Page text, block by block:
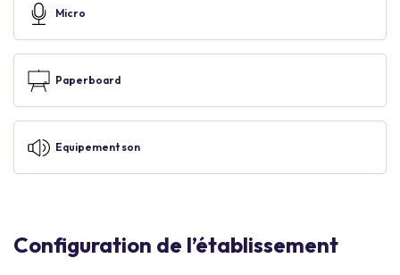
Micro
Paperboard
Equipement son
Configuration de l’établissement